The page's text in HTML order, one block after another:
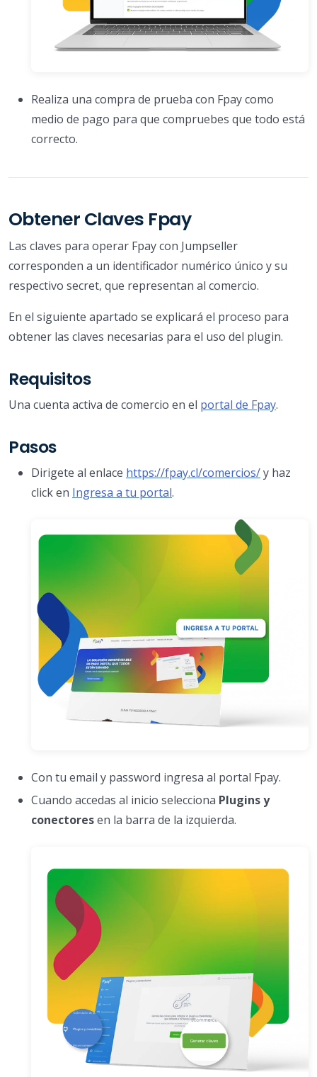
Realiza una compra de prueba con Fpay como
medio de pago para que compruebes que todo está
correcto.
Obtener Claves Fpay
Las claves para operar Fpay con Jumpseller
corresponden a un identificador numérico único y su
respectivo secret, que representan al comercio.
En el siguiente apartado se explicará el proceso para
obtener las claves necesarias para el uso del plugin.
Requisitos
Una cuenta activa de comercio en el portal de Fpay.
Pasos
Dirigete al enlace https://fpay.cl/comercios/y haz
click en Ingresa a tu portal.
Con tu email y password ingresa al portal Fpay.
Cuando accedas al inicio selecciona Plugins y
conectoresen la barra de la izquierda.